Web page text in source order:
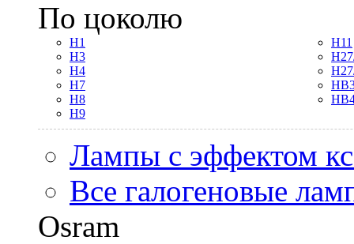
По цоколю
H1
H3
H4
H7
H8
H9
H11
Лампы с эффектом
Все галогеновые
Osram